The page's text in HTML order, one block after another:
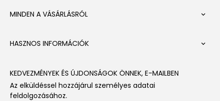
MINDEN A VÁSÁRLÁSRÓL 
HASZNOS INFORMÁCIÓK 
KEDVEZMÉNYEK ÉS ÚJDONSÁGOK ÖNNEK, E-MAILBEN
Az elküldéssel hozzájárul személyes adatai
feldolgozásához.